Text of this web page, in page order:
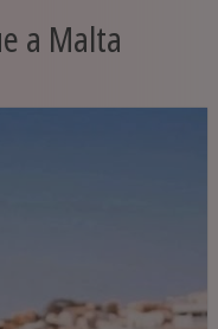
a Malta